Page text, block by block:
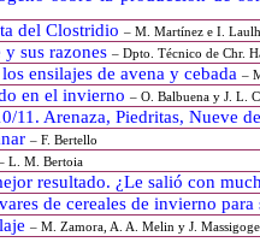
del Clostridio – M. Martínez e I.
sus razones – Dpto. Técnico de Chr.
ensilajes de avena y cebada –
en el invierno – O. Balbuena y J. L.
11. Arenaza, Piedritas, Nueve
– F. Bertello
L. M. Bertoia
resultado. ¿Le salió con
de cereales de invierno
– M. Zamora, A. A. Melin y J. Massigoge